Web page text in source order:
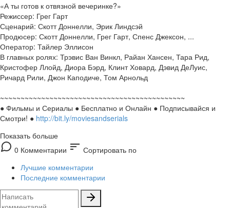
«А ты готов к отвязной вечеринке?»
Режиссер: Грег Гарт
Сценарий: Скотт Доннелли, Эрик Линдсэй
Продюсер: Скотт Доннелли, Грег Гарт, Спенс Джексон, ...
Оператор: Тайлер Эллисон
В главных ролях: Трэвис Ван Винкл, Райан Хансен, Тара Рид,
Кристофер Ллойд, Диора Бэрд, Клинт Ховард, Дэвид ДеЛуис,
Ричард Рили, Джон Каподиче, Том Арнольд
~~~~~~~~~~~~~~~~~~~~~~~~~~~~~~~~~~~~~~~~~~~~~
● Фильмы и Сериалы ● Бесплатно и Онлайн ● Подписывайся и
Смотри! ● http://bit.ly/moviesandserials
Показать больше
0 Комментарии sort Сортировать по
Лучшие комментарии
Последние комментарии